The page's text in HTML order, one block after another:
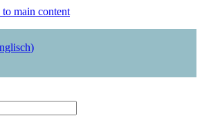
to main content
)